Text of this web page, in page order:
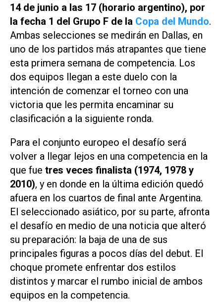
14 de junio a las 17 (horario argentino), por
la fecha 1 del Grupo F de la Copa del Mundo.
Ambas selecciones se medirán en Dallas, en
uno de los partidos más atrapantes que tiene
esta primera semana de competencia. Los
dos equipos llegan a este duelo con la
intención de comenzar el torneo con una
victoria que les permita encaminar su
clasificación a la siguiente ronda.
Para el conjunto europeo el desafío será
volver a llegar lejos en una competencia en la
que fue tres veces finalista (1974, 1978 y
2010), y en donde en la última edición quedó
afuera en los cuartos de final ante Argentina.
El seleccionado asiático, por su parte, afronta
el desafío en medio de una noticia que alteró
su preparación: la baja de una de sus
principales figuras a pocos días del debut. El
choque promete enfrentar dos estilos
distintos y marcar el rumbo inicial de ambos
equipos en la competencia.